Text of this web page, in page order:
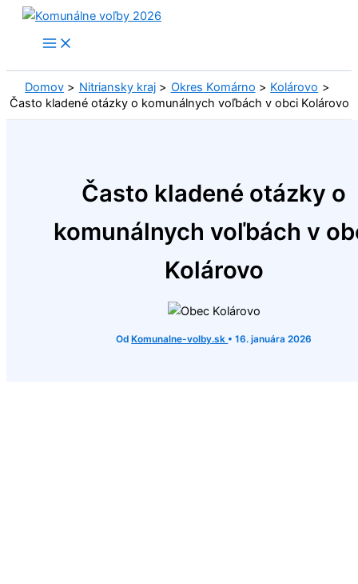
Preskočiť
Domov Nitriansky kraj Okres Komárno
Kolárovo
Často kladené otázky o komunálnych voľbách v obci Kolárovo
Často kladené otázky o
komunálnych voľbách v
Kolárovo
Od Komunalne-volby.sk •16. januára 2026